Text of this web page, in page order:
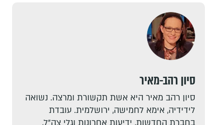
סיון רהב-מאיר
סיון רהב מאיר היא אשת תקשורת ומרצה. נשואה
לידידיה, אימא לחמישה, ירושלמית. עובדת